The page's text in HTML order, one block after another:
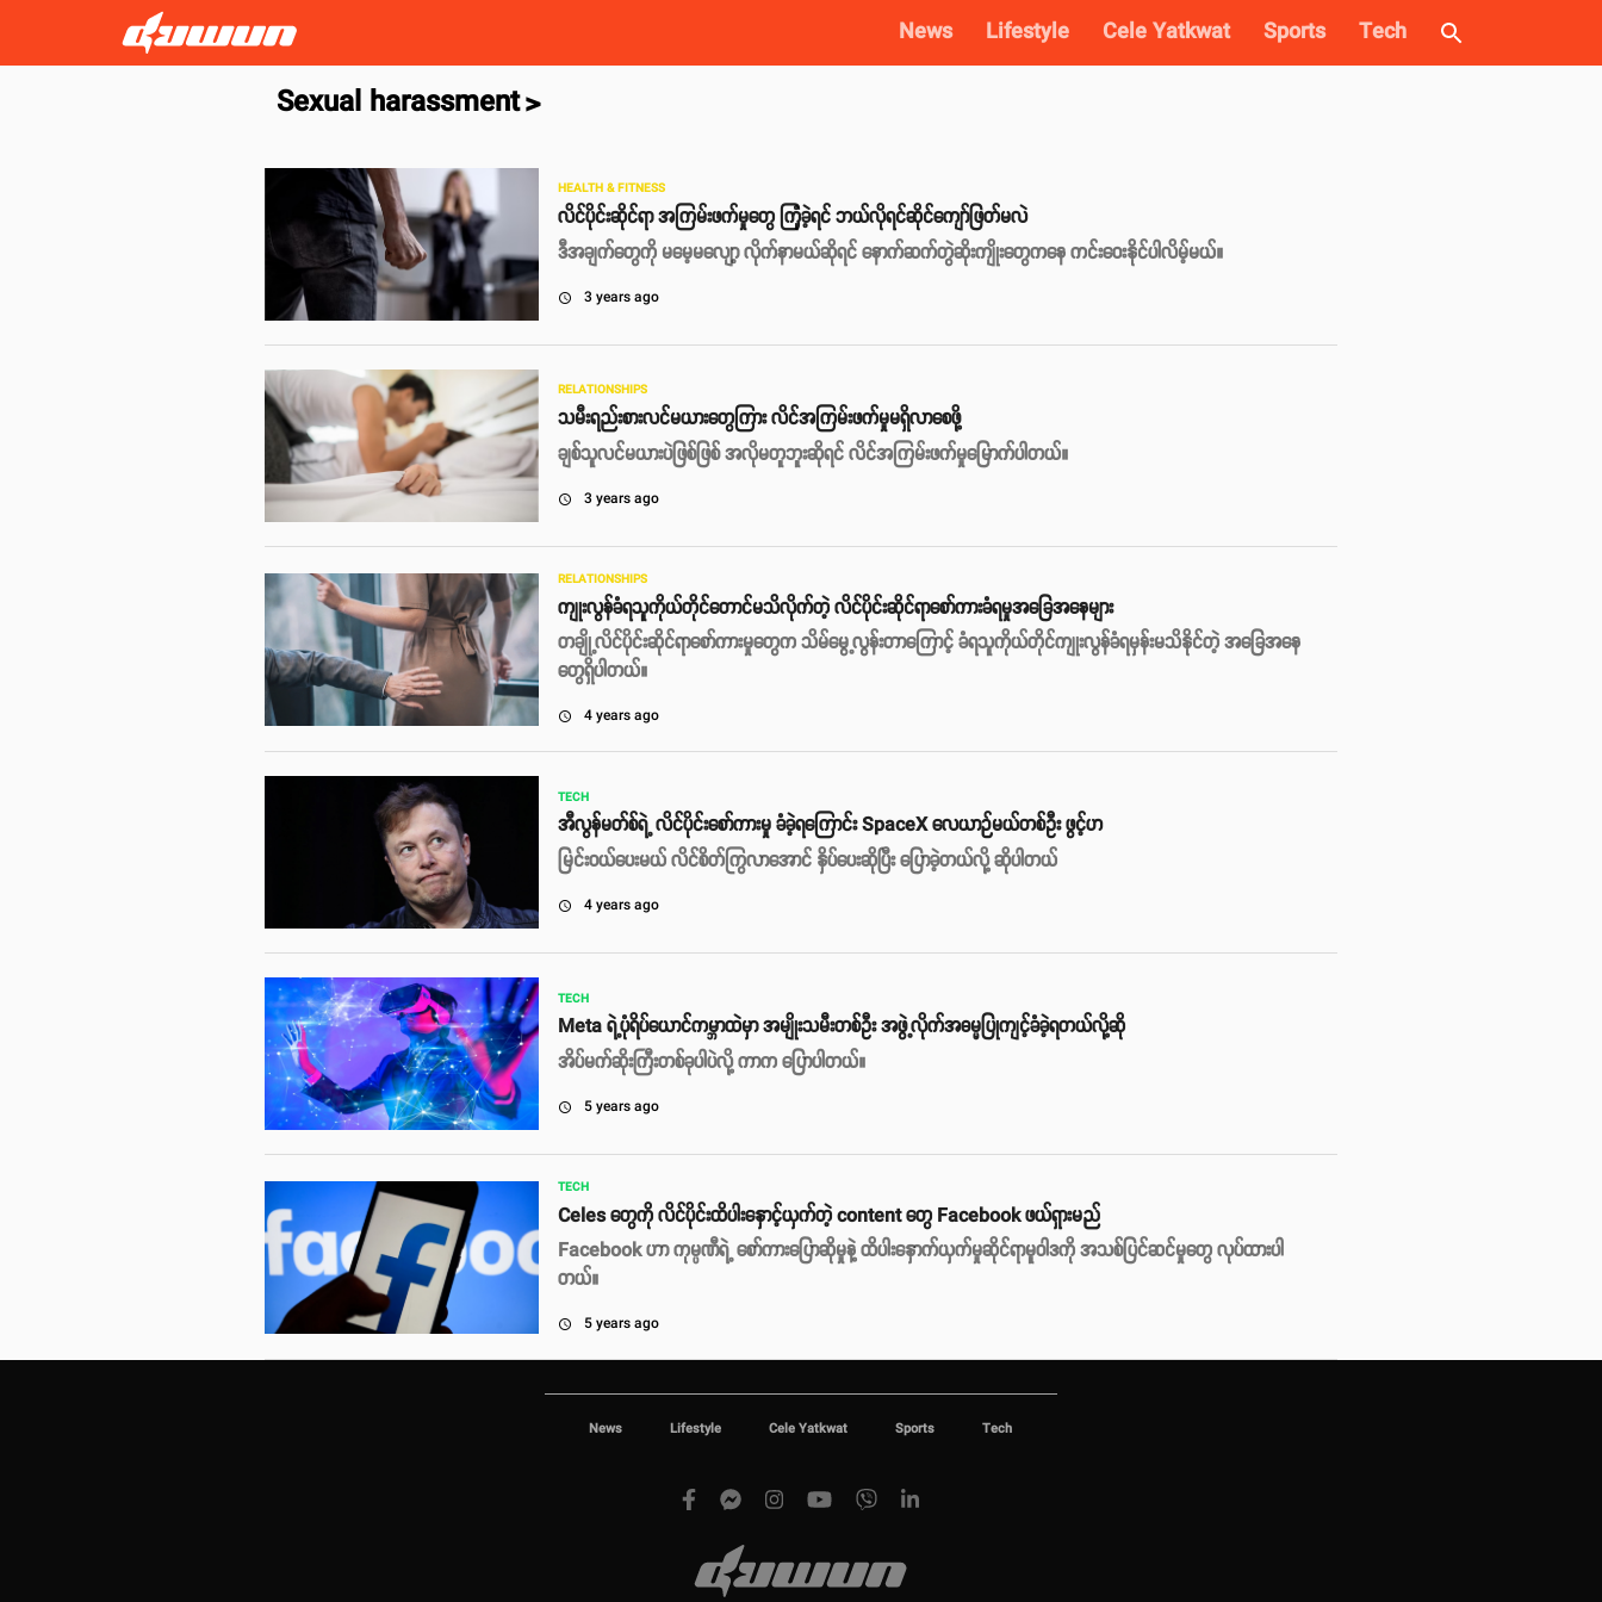
News Lifestyle Cele Yatkwat Sports Tech
Sexual harassment>
HEALTH & FITNESS
လိင်ပိုင်းဆိုင်ရာ အကြမ်းဖက်မှုတွေ ကြုံခဲ့ရင် ဘယ်လိုရင်ဆိုင်ကျော်ဖြတ်မလဲ
ဒီအချက်တွေကို မမေ့မလျော့ လိုက်နာမယ်ဆိုရင် နောက်ဆက်တွဲဆိုးကျိုးတွေကနေ ကင်းဝေးနိုင်ပါလိမ့်မယ်။
access_time 3 years ago
RELATIONSHIPS
သမီးရည်းစားလင်မယားတွေကြား လိင်အကြမ်းဖက်မှုမရှိလာစေဖို့
ချစ်သူလင်မယားပဲဖြစ်ဖြစ် အလိုမတူဘူးဆိုရင် လိင်အကြမ်းဖက်မှုမြောက်ပါတယ်။
access_time 3 years ago
RELATIONSHIPS
ကျုးလွန်ခံရသူကိုယ်တိုင်တောင်မသိလိုက်တဲ့ လိင်ပိုင်းဆိုင်ရာစော်ကားခံရမှုအခြေအနေများ
တချို့လိင်ပိုင်းဆိုင်ရာစော်ကားမှုတွေက သိမ်မွေ့လွန်းတာကြောင့် ခံရသူကိုယ်တိုင်ကျုးလွန်ခံရမှန်းမသိနိုင်တဲ့ အခြေအနေ
တွေရှိပါတယ်။
access_time 4 years ago
TECH
အီလွန်မတ်စ်ရဲ့ လိင်ပိုင်းစော်ကားမှု ခံခဲ့ရကြောင်း SpaceX လေယာဉ်မယ်တစ်ဦး ဖွင့်ဟ
မြင်းဝယ်ပေးမယ် လိင်စိတ်ကြွလာအောင် နှိပ်ပေးဆိုပြီး ပြောခဲ့တယ်လို့ ဆိုပါတယ်
access_time 4 years ago
TECH
Meta ရဲ့ပုံရိပ်ယောင်ကမ္ဘာထဲမှာ အမျိုးသမီးတစ်ဦး အဖွဲ့လိုက်အဓမ္မပြုကျင့်ခံခဲ့ရတယ်လို့ဆို
အိပ်မက်ဆိုးကြီးတစ်ခုပါပဲလို့ ကာက ပြောပါတယ်။
access_time 5 years ago
TECH
Celes တွေကို လိင်ပိုင်းထိပါးနှောင့်ယှက်တဲ့ content တွေ Facebook ဖယ်ရှားမည်
Facebook ဟာ ကုမ္ပဏီရဲ့ စော်ကားပြောဆိုမှုနဲ့ ထိပါးနှောက်ယှက်မှုဆိုင်ရာမူဝါဒကို အသစ်ပြင်ဆင်မှုတွေ လုပ်ထားပါ
တယ်။
access_time 5 years ago
News Lifestyle Cele Yatkwat Sports Tech